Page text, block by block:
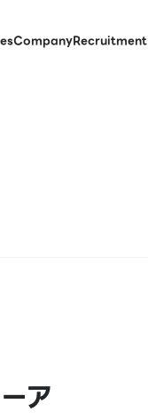
CompanyRecruitment
ア